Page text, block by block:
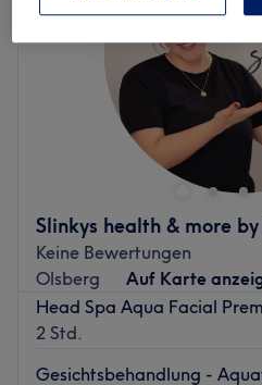
Slinkys health & more
Keine Bewertungen
Olsberg
Auf Karte
Head Spa Aqua Facial
2 Std.
Gesichtsbehandlung -